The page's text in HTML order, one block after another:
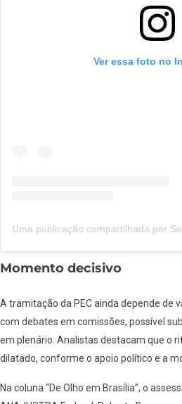
Ver essa foto no
Momento decisivo
A tramitação da PEC ainda depende de
com debates em comissões, possível
em plenário. Analistas destacam que o
dilatado, conforme o apoio político e a
Na coluna “De Olho em Brasília”, o